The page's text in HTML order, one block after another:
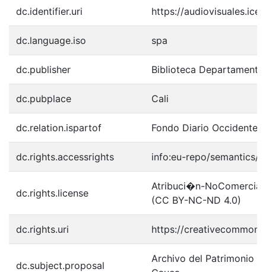
dc.identifier.uri https://
dc.language.iso spa
dc.publisher Biblioteca
dc.pubplace Cali
dc.relation.ispartof Fondo Diario Occidente
dc.rights.accessrights info:eu-repo/semantics/
dc.rights.license
Atribuci�n-
(CC BY-NC-ND 4.0)
dc.rights.uri https://
dc.subject.proposal
Archivo del Patrimonio